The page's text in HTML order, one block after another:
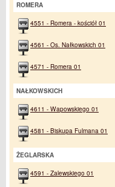
ROMERA
4551 - Romera - kościół 01
4561 - Os. Nałkowskich 01
4571 - Romera 01
NAŁKOWSKICH
4611 - Wapowskiego 01
4581 - Biskupa Fulmana 01
ŻEGLARSKA
4591 - Zalewskiego 01